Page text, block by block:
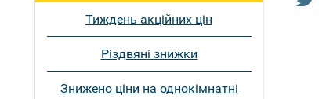
Тиждень акційних цін
Різдвяні знижки
Знижено ціни на однокімнатні